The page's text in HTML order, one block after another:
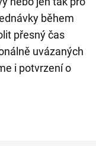
během
přesný čas
uvázaných
i potvrzení o